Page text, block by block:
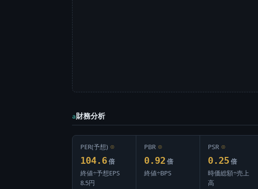
a財務分析
PER(予想) ⊙
104.6 倍
終値÷予想EPS
8.5円
PBR ⊙
0.92 倍
終値÷BPS
PSR ⊙
0.25 倍
時価総額÷売上
高